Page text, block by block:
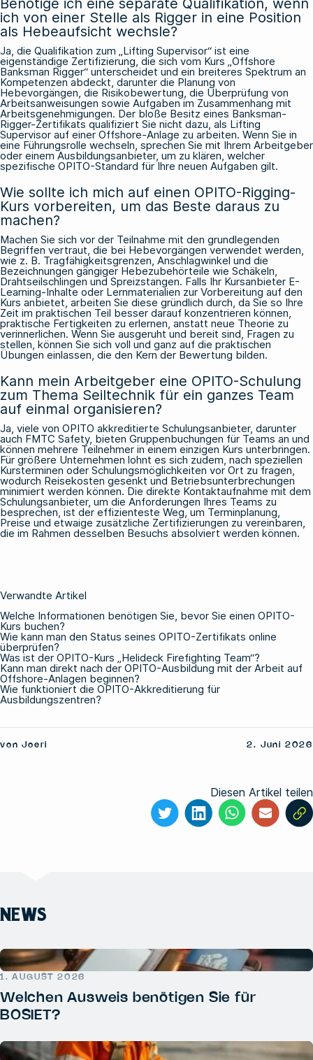
ich von einer Stelle als Rigger in eine Position
als Hebeaufsicht wechsle?
Ja, die Qualifikation zum „Lifting Supervisor“ ist eine
eigenständige Zertifizierung, die sich vom Kurs „Offshore
Banksman Rigger“ unterscheidet und ein breiteres Spektrum an
Kompetenzen abdeckt, darunter die Planung von
Hebevorgängen, die Risikobewertung, die Überprüfung von
Arbeitsanweisungen sowie Aufgaben im Zusammenhang mit
Arbeitsgenehmigungen. Der bloße Besitz eines Banksman-
Rigger-Zertifikats qualifiziert Sie nicht dazu, als Lifting
Supervisor auf einer Offshore-Anlage zu arbeiten. Wenn Sie in
eine Führungsrolle wechseln, sprechen Sie mit Ihrem Arbeitgeber
oder einem Ausbildungsanbieter, um zu klären, welcher
spezifische OPITO-Standard für Ihre neuen Aufgaben gilt.
Wie sollte ich mich auf einen OPITO-Rigging-
Kurs vorbereiten, um das Beste daraus zu
machen?
Machen Sie sich vor der Teilnahme mit den grundlegenden
Begriffen vertraut, die bei Hebevorgängen verwendet werden,
wie z. B. Tragfähigkeitsgrenzen, Anschlagwinkel und die
Bezeichnungen gängiger Hebezubehörteile wie Schäkeln,
Drahtseilschlingen und Spreizstangen. Falls Ihr Kursanbieter E-
Learning-Inhalte oder Lernmaterialien zur Vorbereitung auf den
Kurs anbietet, arbeiten Sie diese gründlich durch, da Sie so Ihre
Zeit im praktischen Teil besser darauf konzentrieren können,
praktische Fertigkeiten zu erlernen, anstatt neue Theorie zu
verinnerlichen. Wenn Sie ausgeruht und bereit sind, Fragen zu
stellen, können Sie sich voll und ganz auf die praktischen
Übungen einlassen, die den Kern der Bewertung bilden.
Kann mein Arbeitgeber eine OPITO-Schulung
zum Thema Seiltechnik für ein ganzes Team
auf einmal organisieren?
Ja, viele von OPITO akkreditierte Schulungsanbieter, darunter
auch FMTC Safety, bieten Gruppenbuchungen für Teams an und
können mehrere Teilnehmer in einem einzigen Kurs unterbringen.
Für größere Unternehmen lohnt es sich zudem, nach speziellen
Kursterminen oder Schulungsmöglichkeiten vor Ort zu fragen,
wodurch Reisekosten gesenkt und Betriebsunterbrechungen
minimiert werden können. Die direkte Kontaktaufnahme mit dem
Schulungsanbieter, um die Anforderungen Ihres Teams zu
besprechen, ist der effizienteste Weg, um Terminplanung,
Preise und etwaige zusätzliche Zertifizierungen zu vereinbaren,
die im Rahmen desselben Besuchs absolviert werden können.
Verwandte Artikel
Welche Informationen benötigen Sie, bevor Sie einen OPITO-
Kurs buchen?
Wie kann man den Status seines OPITO-Zertifikats online
überprüfen?
Was ist der OPITO-Kurs „Helideck Firefighting Team“?
Kann man direkt nach der OPITO-Ausbildung mit der Arbeit auf
Offshore-Anlagen beginnen?
Wie funktioniert die OPITO-Akkreditierung für
Ausbildungszentren?
von Joeri 2. Juni 2026
Diesen Artikel teilen
NEWS
1. AUGUST 2026
Welchen Ausweis benötigen Sie für
BOSIET?